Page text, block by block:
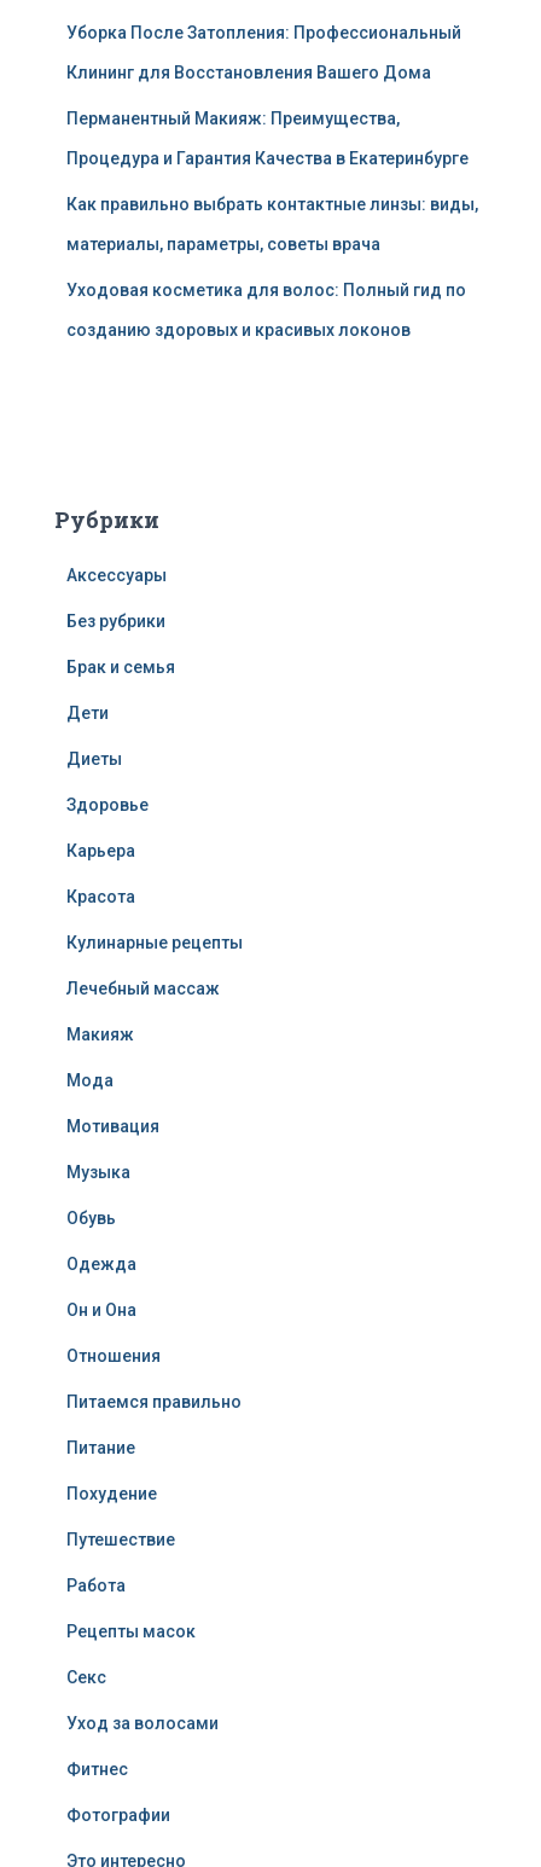
Уборка После Затопления: Профессиональный
Клининг для Восстановления Вашего Дома
Перманентный Макияж: Преимущества,
Процедура и Гарантия Качества в Екатеринбурге
Как правильно выбрать контактные линзы: виды,
материалы, параметры, советы врача
Уходовая косметика для волос: Полный гид по
созданию здоровых и красивых локонов
Рубрики
Аксессуары
Без рубрики
Брак и семья
Дети
Диеты
Здоровье
Карьера
Красота
Кулинарные рецепты
Лечебный массаж
Макияж
Мода
Мотивация
Музыка
Обувь
Одежда
Он и Она
Отношения
Питаемся правильно
Питание
Похудение
Путешествие
Работа
Рецепты масок
Секс
Уход за волосами
Фитнес
Фотографии
Это интересно